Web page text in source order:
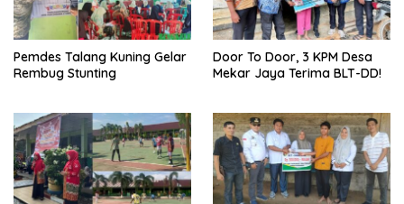
Pemdes Talang Kuning Gelar
Rembug Stunting
Door To Door, 3 KPM Desa
Mekar Jaya Terima BLT-DD!